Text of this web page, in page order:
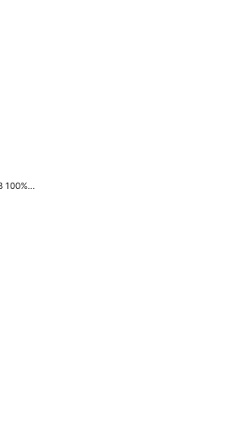
ПРИНТОВАННЫЙ САРАФАН ИЗ 100% ВИСКОЗЫ